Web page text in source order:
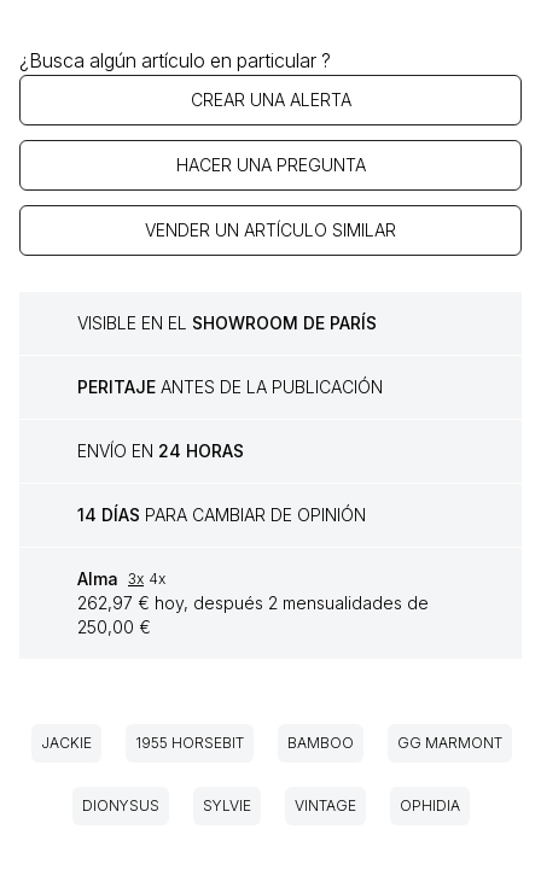
¿Busca algún artículo en particular ?
CREAR UNA ALERTA
HACER UNA PREGUNTA
VENDER UN ARTÍCULO SIMILAR
VISIBLE EN EL SHOWROOM DE PARÍS
PERITAJE ANTES DE LA PUBLICACIÓN
ENVÍO EN 24 HORAS
14 DÍAS PARA CAMBIAR DE OPINIÓN
Alma 3x 4x
262,97 € hoy, después 2 mensualidades de
250,00 €
JACKIE 1955 HORSEBIT BAMBOO GG MARMONT
DIONYSUS SYLVIE VINTAGE OPHIDIA